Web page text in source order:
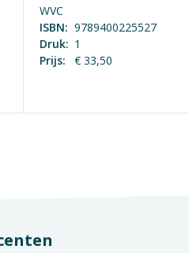
WVC
ISBN: 9789400225527
Druk: 1
Prijs:
€ 33,50